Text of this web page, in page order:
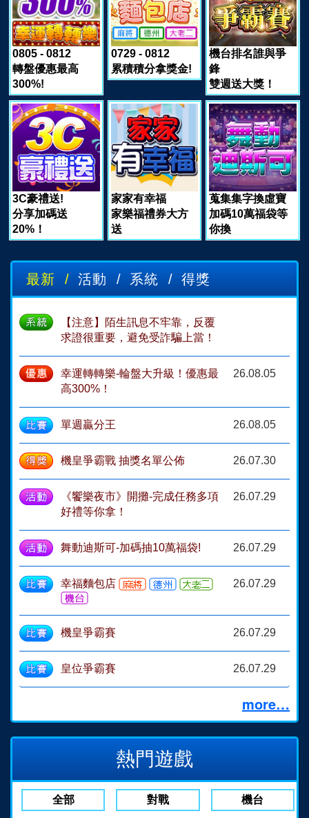
0805 - 0812
轉盤優惠最高
300%!
0729 - 0812
累積積分拿獎金!
機台排名誰與爭
鋒
雙週送大獎！
3C豪禮送!
分享加碼送
20%！
家家有幸福
家樂福禮券大方
送
蒐集集字換虛寶
加碼10萬福袋等
你換
最新 / 活動 / 系統 / 得獎
【注意】陌生訊息不牢靠，反覆
求證很重要，避免受詐騙上當！
幸運轉轉樂-輪盤大升級！優惠最
高300%！
26.08.05
單週贏分王 26.08.05
機皇爭霸戰 抽獎名單公佈 26.07.30
《饗樂夜市》開攤-完成任務多項
好禮等你拿！
26.07.29
舞動迪斯可-加碼抽10萬福袋! 26.07.29
幸福麵包店 26.07.29
機皇爭霸賽 26.07.29
皇位爭霸賽 26.07.29
more…
熱門遊戲
全部 對戰 機台